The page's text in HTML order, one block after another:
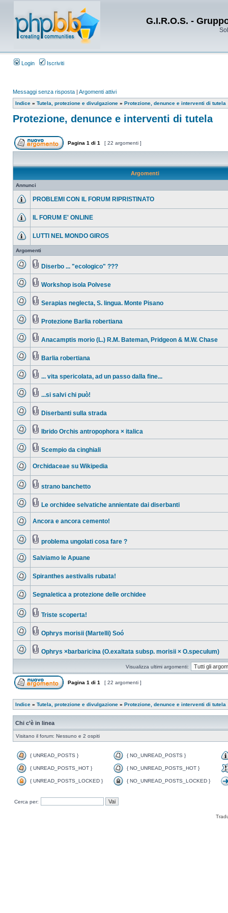
G.I.R.O.S. -
Login Iscriviti
Messaggi senza risposta | Argomenti attivi
Indice » Tutela, protezione e divulgazione » Protezione, denunce e interventi di tutela
Protezione, denunce e interventi di tutela
Pagina 1 di 1 [ 22 argomenti ]
Argomenti
Annunci
PROBLEMI CON IL FORUM RIPRISTINATO
IL FORUM E' ONLINE
LUTTI NEL MONDO GIROS
Argomenti
Diserbo ... "ecologico" ???
Workshop isola Polvese
Serapias neglecta, S. lingua. Monte Pisano
Protezione Barlia robertiana
Anacamptis morio (L.) R.M. Bateman, Pridgeon & M.W. Chase
Barlia robertiana
... vita spericolata, ad un passo dalla fine...
...si salvi chi può!
Diserbanti sulla strada
Ibrido Orchis antropophora × italica
Scempio da cinghiali
Orchidaceae su Wikipedia
strano banchetto
Le orchidee selvatiche annientate dai diserbanti
Ancora e ancora cemento!
problema ungolati cosa fare ?
Salviamo le Apuane
Spiranthes aestivalis rubata!
Segnaletica a protezione delle orchidee
Triste scoperta!
Ophrys morisii (Martelli) Soó
Ophrys ×barbaricina (O.exaltata subsp. morisii × O.speculum)
Visualizza ultimi argomenti:
Pagina 1 di 1 [ 22 argomenti ]
Indice » Tutela, protezione e divulgazione » Protezione, denunce e interventi di tutela
Chi c’è in linea
Visitano il forum: Nessuno e 2 ospiti
{ UNREAD_POSTS } { NO_UNREAD_POSTS }
{ UNREAD_POSTS_HOT } { NO_UNREAD_POSTS_HOT }
{ UNREAD_POSTS_LOCKED } { NO_UNREAD_POSTS_LOCKED }
Cerca per: